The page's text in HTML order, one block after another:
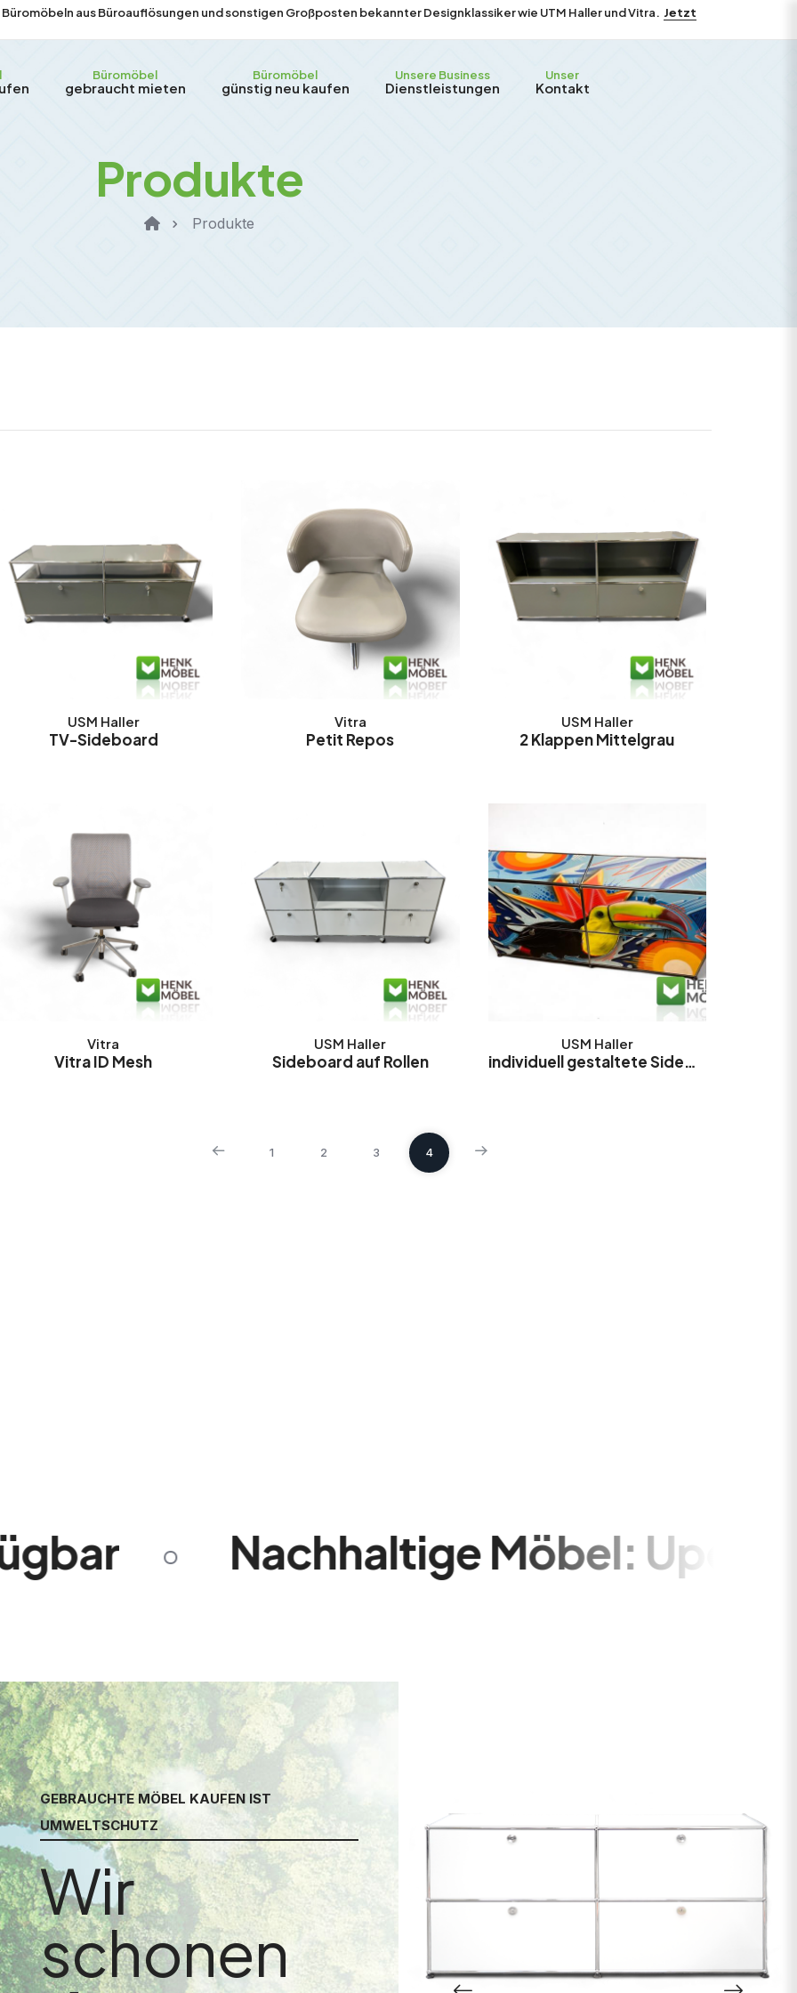
aus Büroauflösungen und sonstigen Großposten bekannter Designklassiker wie UTM Haller und Vitra. Jetzt
Büromöbel
gebraucht mieten
Büromöbel
günstig neu kaufen
Unsere Business
Dienstleistungen
Unser
Kontakt
Produkte
Produkte
USM Haller
TV-Sideboard
Vitra
Petit Repos
USM Haller
2 Klappen Mittelgrau
Vitra
Vitra ID Mesh
USM Haller
Sideboard auf Rollen
USM Haller
individuell gestaltete Sideboards
1 2 3 4
Nachhaltige Möbel: Upcycling für ein
GEBRAUCHTE MÖBEL KAUFEN IST
UMWELTSCHUTZ
Wir
schonen